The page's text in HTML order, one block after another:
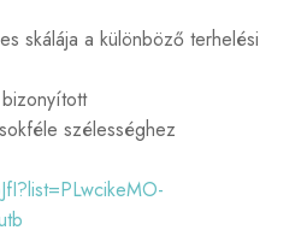
skálája a különböző terhelési
szélességhez